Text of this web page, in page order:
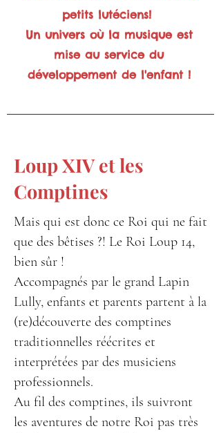
petits lutéciens!
Un univers où la musique est
mise au service du
développement de l'enfant !
Loup XIV et les
Comptines
Mais qui est donc ce Roi qui ne fait
que des bêtises ?! Le Roi Loup 14,
bien sûr !
Accompagnés par le grand Lapin
Lully, enfants et parents partent à la
(re)découverte des comptines
traditionnelles réécrites et
interprétées par des musiciens
professionnels.
Au fil des comptines, ils suivront
les aventures de notre Roi pas très